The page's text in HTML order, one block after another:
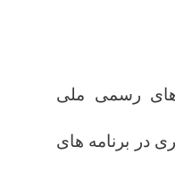
رسمی ملی
در برنامه ‌های